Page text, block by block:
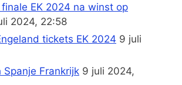
EK 2024 na winst op
2024, 22:58
tickets EK 2024 9 juli
Spanje Frankrijk 9 juli 2024,